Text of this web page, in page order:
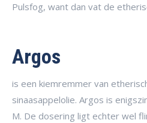
Pulsfog, want dan vat de
Argos
is een kiemremmer van
sinaasappelolie. Argos is
M. De dosering ligt echter wel